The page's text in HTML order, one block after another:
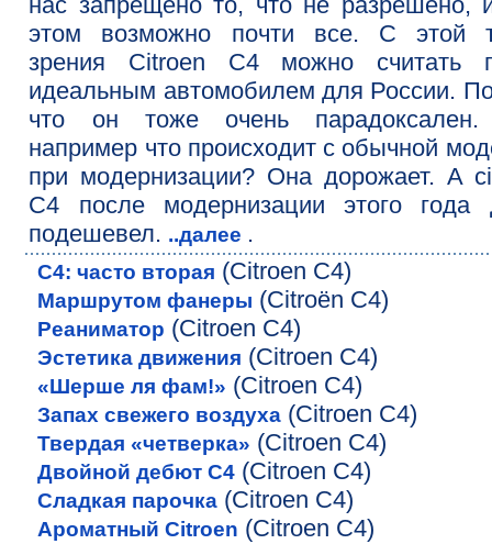
этом возможно почти все. С этой
зрения Citroen C4 можно считать
идеальным автомобилем для России.
что он тоже очень
например что происходит с обычной
при модернизации? Она дорожает. А
C4 после модернизации этого года
подешевел. ..далее .
С4: часто вторая (Citroen C4)
Маршрутом фанеры (Citroёn C4)
Реаниматор (Citroen C4)
Эстетика движения (Citroen C4)
«Шерше ля фам!» (Citroen C4)
Запах свежего воздуха(Citroen C4)
Твердая «четверка» (Citroen C4)
Двойной дебют C4(Citroen C4)
Сладкая парочка(Citroen C4)
Ароматный Citroen (Citroen C4)